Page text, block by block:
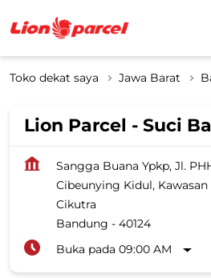
Toko dekat saya Jawa Barat
Lion Parcel - Suci
Sangga Buana Ypkp, Jl.
Cibeunying Kidul,
Cikutra
Bandung - 40124
Buka pada 09:00 AM